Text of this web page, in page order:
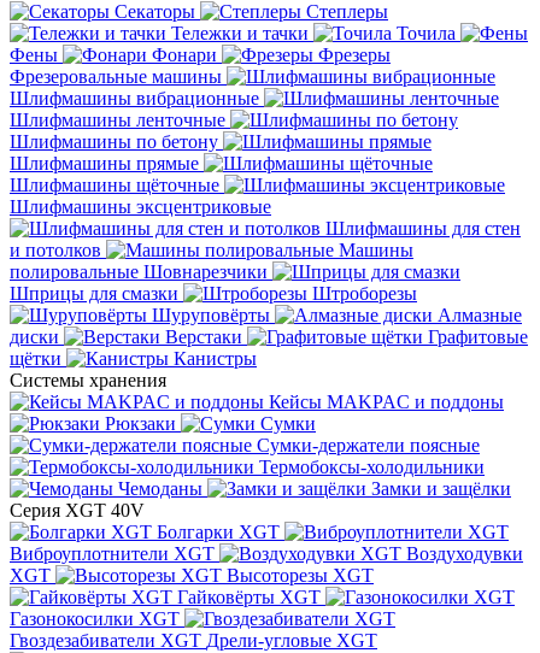
Секаторы
Степлеры
Тележки и тачки
Точила
Фены
Фонари
Фрезеры
Фрезеровальные машины
Шлифмашины вибрационные
Шлифмашины ленточные
Шлифмашины по бетону
Шлифмашины прямые
Шлифмашины щёточные
Шлифмашины эксцентриковые
Шлифмашины для стен
и потолков
Машины
полировальные Шовнарезчики
Шприцы для смазки
Штроборезы
Шуруповёрты
Алмазные
диски
Верстаки
Графитовые
щётки
Канистры
Системы хранения
Кейсы MAKPAC и поддоны
Рюкзаки
Сумки
Сумки-держатели поясные
Термобоксы-холодильники
Чемоданы
Замки и защёлки
Серия XGT 40V
Болгарки XGT
Виброуплотнители XGT
Воздуходувки
XGT
Высоторезы XGT
Гайковёрты XGT
Газонокосилки XGT
Гвоздезабиватели XGT Дрели-угловые XGT